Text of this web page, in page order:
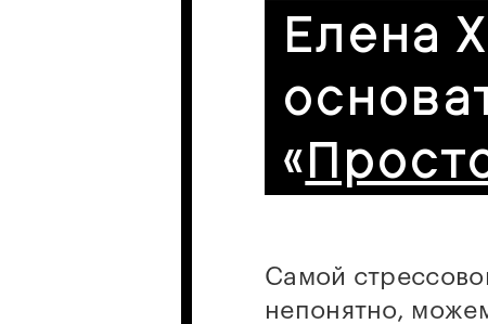
Елена
«
Самой
непонятно,